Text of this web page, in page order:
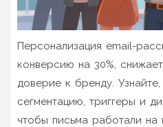
Персонализация email-
конверсию на 30%,
доверие к бренду. Узнайте,
сегментацию, триггеры и
чтобы письма работали